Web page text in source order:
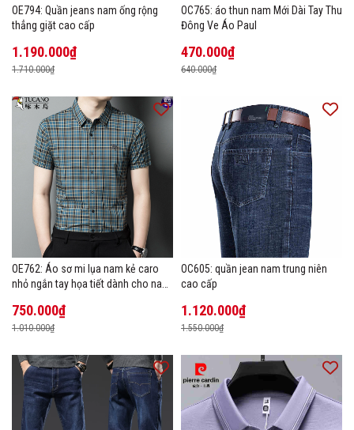
OE794: Quần jeans nam ống rộng
thẳng giặt cao cấp
1.190.000₫
1.710.000₫
OC765: áo thun nam Mới Dài Tay Thu
Đông Ve Áo Paul
470.000₫
640.000₫
OE762: Áo sơ mi lụa nam kẻ caro
nhỏ ngắn tay họa tiết dành cho nam
750.000₫
1.010.000₫
OC605: quần jean nam trung niên
cao cấp
1.120.000₫
1.550.000₫